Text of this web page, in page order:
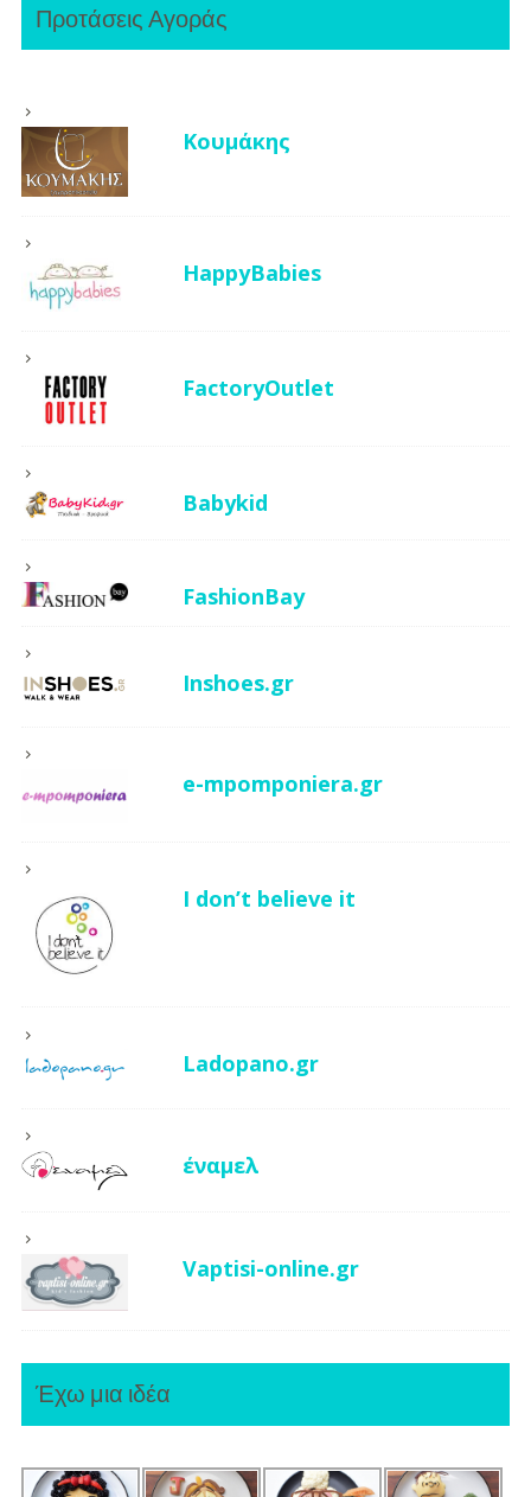
Προτάσεις Αγοράς
Κουμάκης
HappyBabies
FactoryOutlet
Babykid
FashionBay
Inshoes.gr
e-mpomponiera.gr
I don’t believe it
Ladopano.gr
έναμελ
Vaptisi-online.gr
Έχω μια ιδέα